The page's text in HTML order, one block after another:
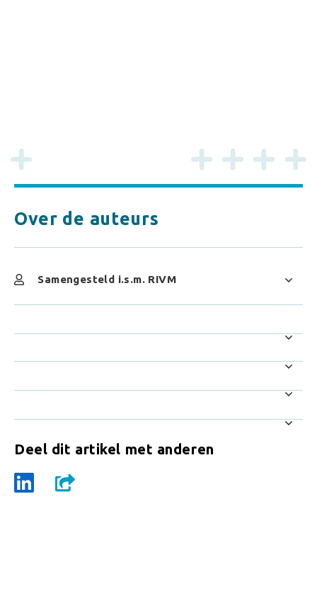
Over de auteurs
Samengesteld i.s.m. RIVM
Deel dit artikel met anderen